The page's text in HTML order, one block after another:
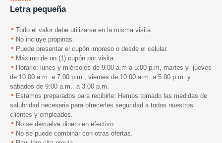
Letra pequeña
Todo el valor debe utilizarse en la misma visita.
No incluye propinas.
Puede presentar el cupón impreso o desde el celular.
Máximo de un (1) cupón por visita.
Horario: lunes y miércoles de 9:00 a.m a 5:00 p.m, martes y jueves
de 10:00 a.m. a 7:00 p.m., viernes de 10:00 a.m. a 5:00 p.m. y
sábados de 9:00 a.m. a 3:00 p.m.
Estamos preparados para recibirle: Hemos tomado las medidas de
salubridad necesaria para ofrecerles seguridad a todos nuestros
clientes y empleados.
No se devuelve dinero en efectivo.
No se puede combinar con otras ofertas.